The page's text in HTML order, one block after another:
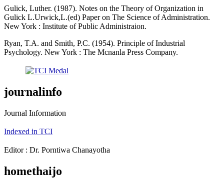
Gulick, Luther. (1987). Notes on the Theory of Organization in
Gulick L.Urwick,L.(ed) Paper on The Science of Administration.
New York : Institute of Public Administraion.
Ryan, T.A. and Smith, P.C. (1954). Principle of Industrial
Psychology. New York : The Mcnanla Press Company.
journalinfo
Journal Information
Indexed in TCI
Editor : Dr. Porntiwa Chanayotha
homethaijo